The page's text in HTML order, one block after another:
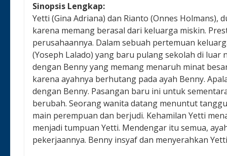
Sinopsis Lengkap:
Yetti (Gina Adriana) dan Rianto (Onnes
karena memang berasal dari keluarga miskin.
perusahaannya. Dalam sebuah pertemuan
(Yoseph Lalado) yang baru pulang sekolah di
dengan Benny yang memang menaruh minat
karena ayahnya berhutang pada ayah Benny.
dengan Benny. Pasangan baru ini untuk
berubah. Seorang wanita datang menuntut
main perempuan dan berjudi. Kehamilan Yetti
menjadi tumpuan Yetti. Mendengar itu semua,
pekerjaannya. Benny insyaf dan menyerahkan